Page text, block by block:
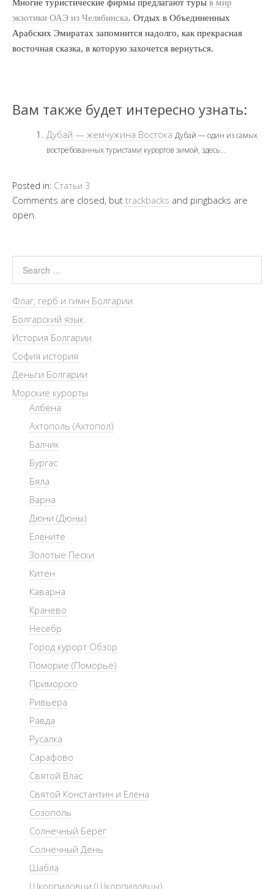
Многие туристические фирмы предлагают туры в мир
экзотики ОАЭ из Челябинска. Отдых в Объединенных
Арабских Эмиратах запомнится надолго, как прекрасная
восточная сказка, в которую захочется вернуться.
Вам также будет интересно узнать:
Дубай — жемчужина Востока Дубай — один из самых
востребованных туристами курортов зимой, здесь...
Posted in: Статьи 3
Comments are closed, but trackbacks and pingbacks are
open.
Флаг, герб и гимн Болгарии
Болгарский язык
История Болгарии
София история
Деньги Болгарии
Морские курорты
Албена
Ахтополь (Ахтопол)
Балчик
Бургас
Бяла
Варна
Дюни (Дюны)
Елените
Золотые Пески
Китен
Каварна
Кранево
Несебр
Город курорт Обзор
Поморие (Поморье)
Приморско
Ривьера
Равда
Русалка
Сарафово
Святой Влас
Святой Константин и Елена
Созополь
Солнечный Берег
Солнечный День
Шабла
Шкорпиловци (Шкорпиловцы)